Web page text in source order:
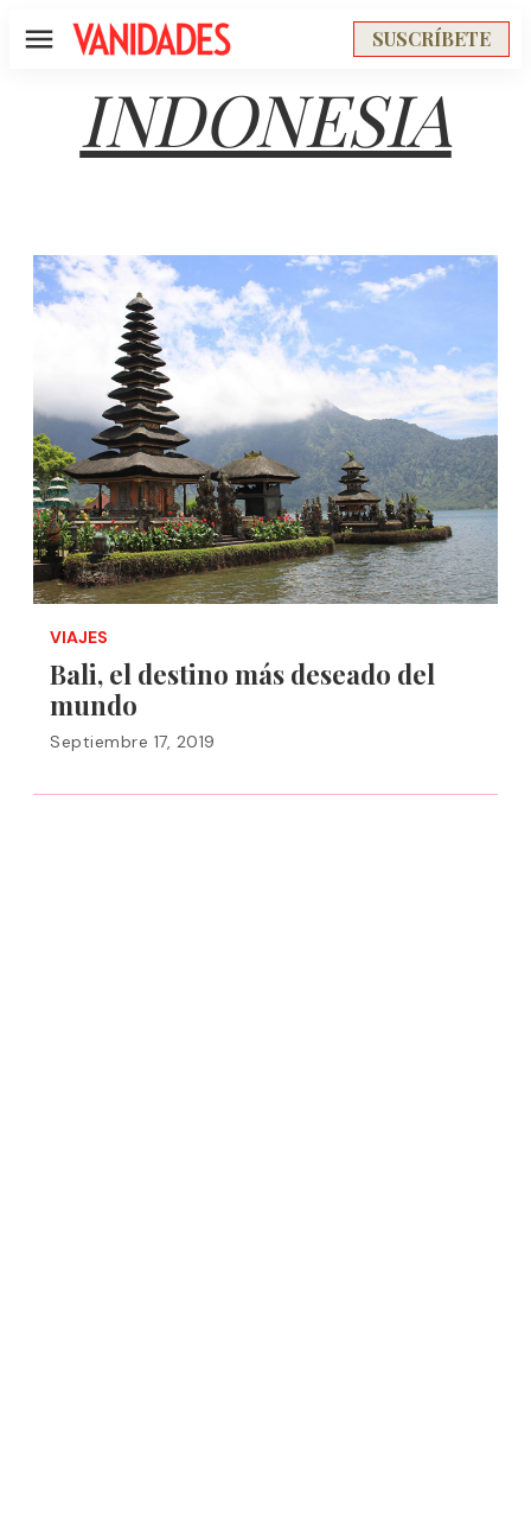
Menú SUSCRÍBETE
INDONESIA
VIAJES
Bali, el destino más deseado del
mundo
Septiembre 17, 2019